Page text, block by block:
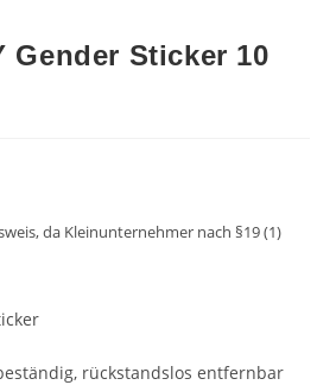
Gender Sticker 10
da Kleinunternehmer nach §19 (1)
rückstandslos entfernbar